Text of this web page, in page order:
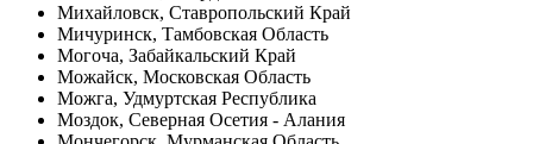
Михайловск, Ставропольский Край
Мичуринск, Тамбовская Область
Могоча, Забайкальский Край
Можайск, Московская Область
Можга, Удмуртская Республика
Моздок, Северная Осетия - Алания